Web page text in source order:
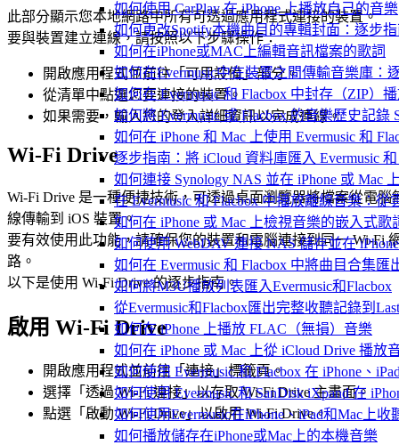
如何使用 CarPlay 在 iPhone 上播放自己的音樂
如何更改Spotify本機曲目的專輯封面：逐步
如何在iPhone或MAC上編輯音訊檔案的歌詞
如何在Evermusic中在裝置之間傳輸音樂庫：
如何在 Evermusic 和 Flacbox 中封存（ZIP
如何將 Evermusic 或 Flacbox 的音樂歷史記錄
如何在 iPhone 和 Mac 上使用 Evermusic 和
逐步指南：將 iCloud 資料庫匯入 Evermusic 和
如何連接 Synology NAS 並在 iPhone 或 Mac
在 Evermusic 和 Flacbox 中播放離線音樂：
如何在 iPhone 或 Mac 上檢視音樂的嵌入式
如何使用 WebDAV 連接 NAS 儲存並在
如何在 Evermusic 和 Flacbox 中將曲目合集
如何將M3U播放列表匯入Evermusic和Flacbox
從Evermusic和Flacbox匯出完整收聽記錄到
如何在 iPhone 上播放 FLAC（無損）音樂
如何在 iPhone 或 Mac 上從 iCloud Drive 播放
如何使用 Evermusic 和 Flacbox 在 iPhone、
如何使用 Evermusic 和 SanDisk iXpand 在
如何使用Evermusic在iPhone、iPad和Mac上收
如何播放儲存在iPhone或Mac上的本機音樂
此部分顯示您本地網路中所有可透過應用程式連接的裝置。
要與裝置建立連線，請按照以下步驟操作：
開啟應用程式並前往「可用設備」部分。
從清單中點選您要連接的裝置。
如果需要，輸入您的登入詳細資訊以完成連線。
Wi-Fi Drive
Wi-Fi Drive 是一種便捷技術，可透過桌面瀏覽器將檔案從電腦
線傳輸到 iOS 裝置。
要有效使用此功能，請確保您的裝置和電腦連接到同一 Wi-Fi
路。
以下是使用 Wi-Fi Drive 的逐步指南。
啟用 Wi-Fi Drive
開啟應用程式並前往「連接」標籤頁。
選擇「透過 Wi-Fi 連接」以存取 Wi-Fi Drive 主畫面。
點選「啟動 Wi-Fi Drive」以啟用 Wi-Fi Drive。